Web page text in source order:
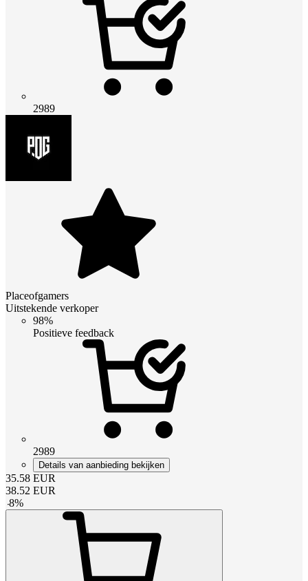
2989
Placeofgamers
Uitstekende verkoper
98%
Positieve feedback
2989
Details van aanbieding bekijken
35.58 EUR
38.52 EUR
-8%